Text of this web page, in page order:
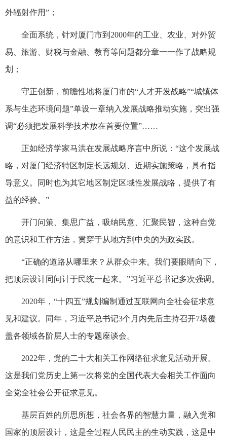
外辐射作用”；
全面系统，针对厦门市到2000年的工业、农业、对外贸
易、旅游、财税与金融、教育等问题都分章一一作了战略规
划；
守正创新，前瞻性地将厦门市的“人才开发战略”“城镇体
系与生态环境问题”单设一章纳入发展战略推动实施，突出强
调“必须把发展科学技术放在首要位置”……
正如经济学家马洪在发展战略序言中所说：“这个发展战
略，对厦门经济特区制定长远规划、近期实施策略，具有指
导意义。同时也为其它地区制定区域性发展战略，提供了有
益的经验。”
开门问策、集思广益，吸纳民意、汇聚民智，这种自觉
的意识和工作方法，贯穿于从地方到中央的为政实践。
“正确的道路从哪里来？从群众中来。我们要眼睛向下，
把顶层设计同问计于民统一起来。”习近平总书记多次强调。
2020年，“十四五”规划编制通过互联网向全社会征求意
见和建议。同年，习近平总书记3个月内先后主持召开7场覆
盖各领域各阶层人士的专题座谈会。
2022年，党的二十大相关工作网络征求意见活动开展。
这是我们党历史上第一次将党的全国代表大会相关工作面向
全党全社会公开征求意见。
基层百姓的所思所想，社会各界的智慧力量，融入党和
国家的顶层设计，这是全过程人民民主的生动实践，这是中